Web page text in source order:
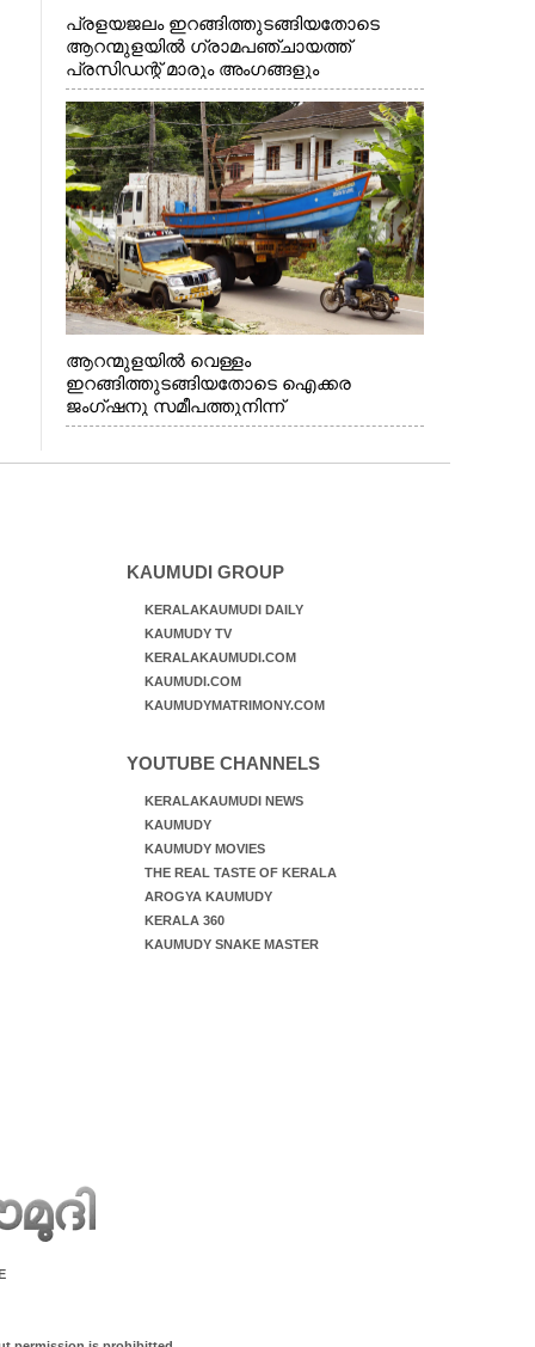
പ്രളയജലം ഇറങ്ങിത്തുടങ്ങിയതോടെ
ആറന്മുളയിൽ ഗ്രാമപഞ്ചായത്ത്
പ്രസിഡന്റ് മാരും അംഗങ്ങളും
രാഷ്ട്രീയപ്രവത്തകരും അടങ്ങുന്ന സംഘം
റോഡിൽ അടിഞ്ഞ് കൂടിയ ചെളിയും മണ്ണും
മറ്റ് മാലിന്യങ്ങളും നീക്കം ചെയ്യുന്നു.
ആറന്മുളയിൽ വെള്ളം
ഇറങ്ങിത്തുടങ്ങിയതോടെ ഐക്കര
ജംഗ്ഷനു സമീപത്തുനിന്ന്
രക്ഷാപ്രവർത്തനത്തിന് കൊല്ലത്ത് നിന്ന്
KAUMUDI GROUP
KERALAKAUMUDI DAILY
KAUMUDY TV
KERALAKAUMUDI.COM
KAUMUDI.COM
KAUMUDYMATRIMONY.COM
YOUTUBE CHANNELS
KERALAKAUMUDI NEWS
KAUMUDY
KAUMUDY MOVIES
THE REAL TASTE OF KERALA
AROGYA KAUMUDY
KERALA 360
KAUMUDY SNAKE MASTER